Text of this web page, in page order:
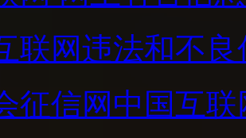
联网违法和不
征信网 中国互